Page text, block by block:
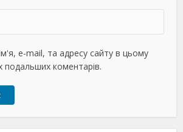
e-mail, та адресу сайту в цьому
подальших коментарів.